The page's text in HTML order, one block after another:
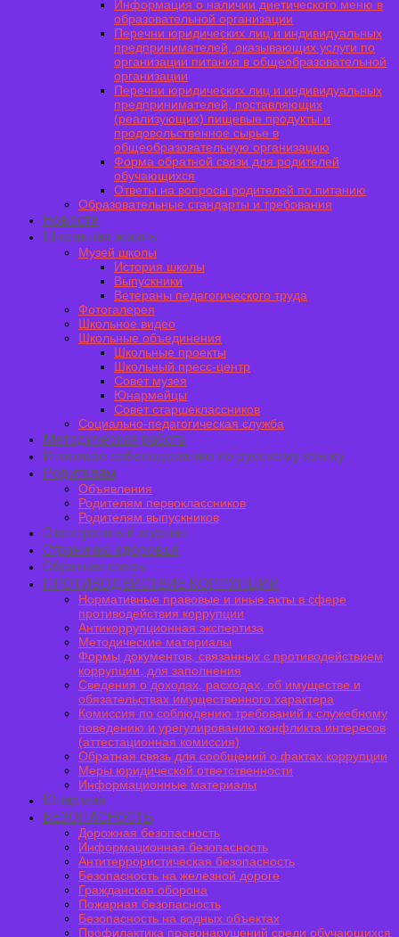
Информация о наличии диетического меню в
образовательной организации
Перечни юридических лиц и индивидуальных
предпринимателей, оказывающих услуги по
организации питания в общеобразовательной
организации
Перечни юридических лиц и индивидуальных
предпринимателей, поставляющих
(реализующих) пищевые продукты и
продовольственное сырье в
общеобразовательную организацию
Форма обратной связи для родителей
обучающихся
Ответы на вопросы родителей по питанию
Образовательные стандарты и требования
Новости
Школьная жизнь
Музей школы
История школы
Выпускники
Ветераны педагогического труда
Фотогалерея
Школьное видео
Школьные объединения
Школьные проекты
Школьный пресс-центр
Совет музея
Юнармейцы
Совет старшеклассников
Социально-педагогическая служба
Методическая работа
Итоговое собеседование по русскому языку
Родителям
Объявления
Родителям первоклассников
Родителям выпускников
Электронный журнал
Страничка здоровья
Обратная связь
ПРОТИВОДЕЙСТВИЕ КОРРУПЦИИ
Нормативные правовые и иные акты в сфере
противодействия коррупции
Антикоррупционная экспертиза
Методические материалы
Формы документов, связанных с противодействием
коррупции, для заполнения
Сведения о доходах, расходах, об имуществе и
обязательствах имущественного характера
Комиссия по соблюдению требований к служебному
поведению и урегулированию конфликта интересов
(аттестационная комиссия)
Обратная связь для сообщений о фактах коррупции
Меры юридической ответственности
Информационные материалы
Юнармия
БЕЗОПАСНОСТЬ
Дорожная безопасность
Информационная безопасность
Антитеррористическая безопасность
Безопасность на железной дороге
Гражданская оборона
Пожарная безопасность
Безопасность на водных объектах
Профилактика правонарушений среди обучающихся